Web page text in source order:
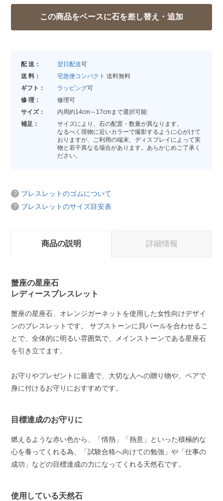
配 送： 翌日配送可
送 料：
宅急便コンパクト 送料無料
ギフト：
ラッピング可
修 理：
修理可
サイズ：
内周約14cm～17cmまで選択可能
補足：
サイズにより、石の配置・数量が異なります。
なるべく現物に近いカラーで撮影するように心がけて
おりますが、ご利用の端末、ディスプレイによって実
物と若干異なる場合があります。あらかじめご了承く
ださい。
ブレスレットのゴムについて
ブレスレットのサイズ目安表
商品の説明 詳細情報
蟹座の星座石
レディースブレスレット
蟹座の星座石、オレンジガーネットを使用した女性向けデザイ
ンのブレスレットです。 サブストーンに貝パールを合わせるこ
とで、全体的に明るい雰囲気で、メインストーンである星座石
を引き立てます。
お守りやプレゼントに最適で、大切な人への贈り物や、ペアで
身に付けるお守りにおすすめです。
目標達成のお守りに
燃えるような赤い色から、「情熱」「熱意」といった積極的な
心を養ってくれる為、「試験合格へ向けての勉強」や「仕事の
成功」などの目標達成の力になってくれる天然石です。
使用している天然石